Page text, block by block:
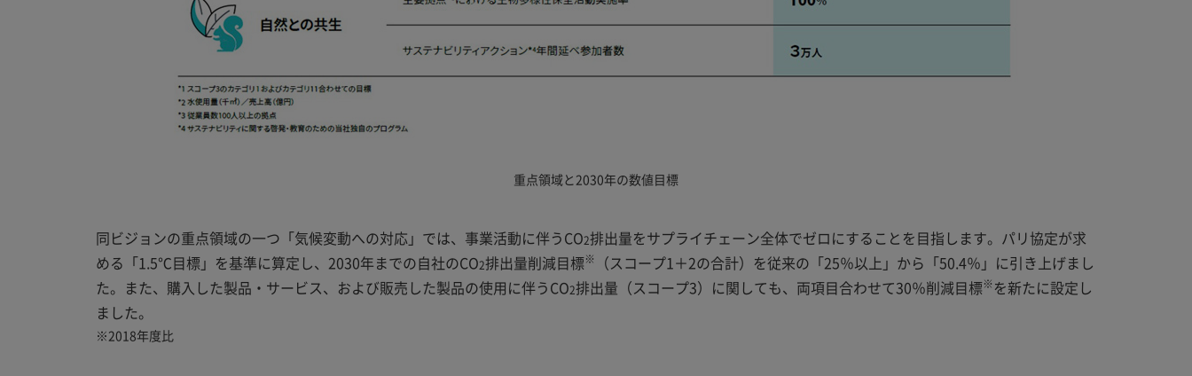
重点領域と2030年の数値目標
同ビジョンの重点領域の一つ「気候変動への対応」では、事業活動に伴うCO2排出量をサプライチェーン全体でゼロにすることを目指します。パリ協定が求
める「1.5℃目標」を基準に算定し、2030年までの自社のCO2排出量削減目標※
（スコープ1＋2の合計）を従来の「25％以上」から「50.4％」に引き上げまし
た。また、購入した製品・サービス、および販売した製品の使用に伴うCO2排出量（スコープ3）に関しても、両項目合わせて30％削減目標※ を新たに設定し
ました。
※2018年度比